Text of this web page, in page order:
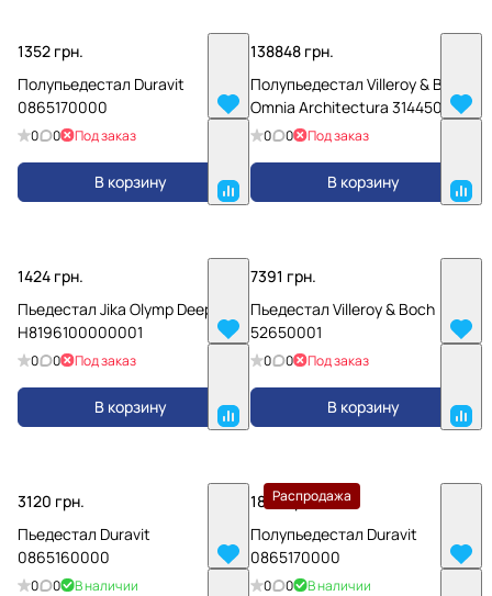
1352 грн.
Полупьедестал Duravit
0865170000
0 0 Под заказ
В корзину
138848 грн.
Полупьедестал Villeroy & Boch
Omnia Architectura 31445090
0 0 Под заказ
В корзину
1424 грн.
Пьедестал Jika Olymp Deep
H8196100000001
0 0 Под заказ
В корзину
7391 грн.
Пьедестал Villeroy & Boch
52650001
0 0 Под заказ
В корзину
3120 грн.
Пьедестал Duravit
0865160000
0 0 В наличии
Распродажа
1828 грн.
Полупьедестал Duravit
0865170000
0 0 В наличии